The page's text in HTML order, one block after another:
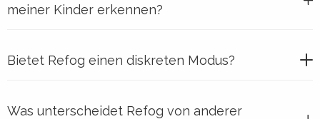
meiner Kinder erkennen?
Bietet Refog einen diskreten Modus?
Was unterscheidet Refog von anderer